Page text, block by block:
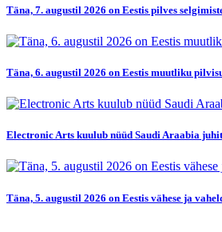
Täna, 7. augustil 2026 on Eestis pilves
Täna, 6. augustil 2026 on Eestis muutliku
Electronic Arts kuulub nüüd Saudi Araabia
Täna, 5. augustil 2026 on Eestis vähese ja